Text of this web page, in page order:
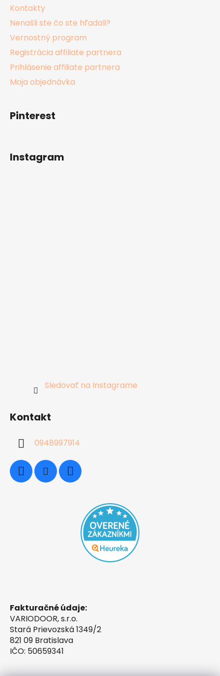
Kontakty
Nenašli ste čo ste hľadali?
Vernostný program
Registrácia affiliate partnera
Prihlásenie affiliate partnera
Moja objednávka
Pinterest
Instagram
Sledovať na Instagrame
Kontakt
0948997914
Fakturačné údaje:
VARIODOOR, s.r.o.
Stará Prievozská 1349/2
821 09 Bratislava
IČO: 50659341